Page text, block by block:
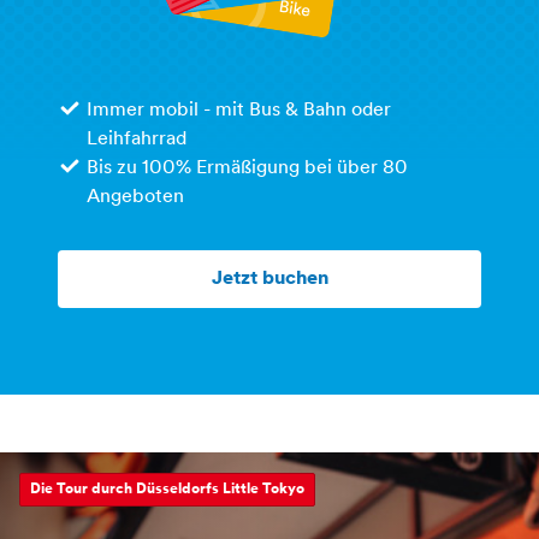
Immer mobil - mit Bus & Bahn oder
Leihfahrrad
Bis zu 100% Ermäßigung bei über 80
Angeboten
Jetzt buchen
Die Tour durch Düsseldorfs Little Tokyo